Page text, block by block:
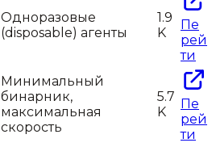
Одноразовые
(disposable) агенты
1.9
K
Пе
рей
ти
Минимальный
бинарник,
максимальная
скорость
5.7
K
Пе
рей
ти